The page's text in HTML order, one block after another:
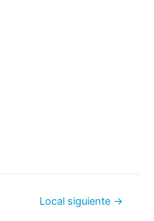
Local siguiente →